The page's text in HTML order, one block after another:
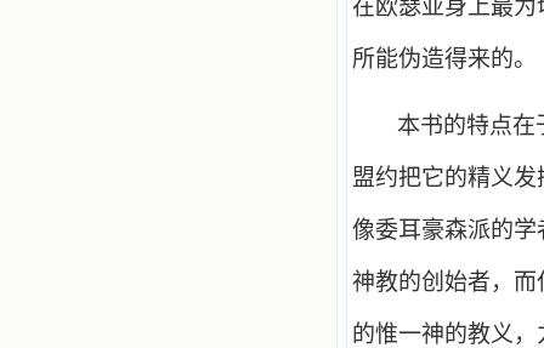
在欧瑟亚身上最
所能伪造得来的。
本书的特点在
盟约把它的精义
像委耳豪森派的
神教的创始者，
的惟一神的教义